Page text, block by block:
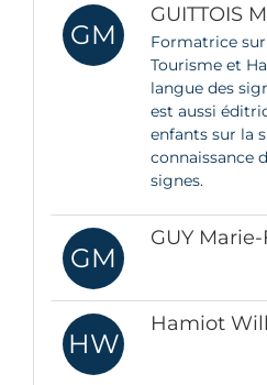
GM
GUITTOIS
Formatrice
Tourisme et
langue des
est aussi
enfants sur la
connaissance
signes.
GM
GUY
HW
Hamiot